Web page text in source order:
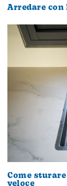
Arredare con
Come
veloce